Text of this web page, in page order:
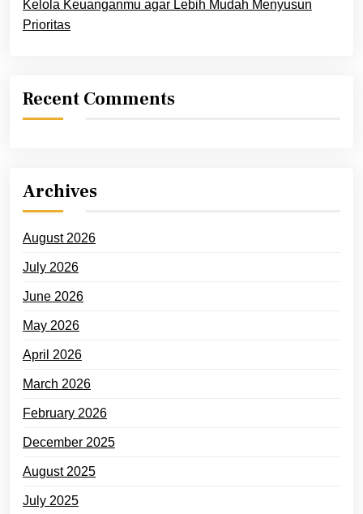
Kelola Keuanganmu agar Lebih Mudah Menyusun
Prioritas
Recent Comments
Archives
August 2026
July 2026
June 2026
May 2026
April 2026
March 2026
February 2026
December 2025
August 2025
July 2025